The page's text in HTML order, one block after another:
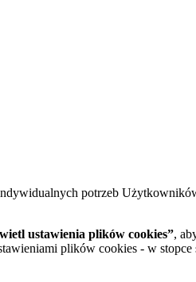
potrzeb
ustawienia plików cookies”,
plików cookies - w